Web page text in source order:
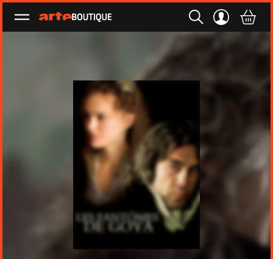
Ouvrir le menu